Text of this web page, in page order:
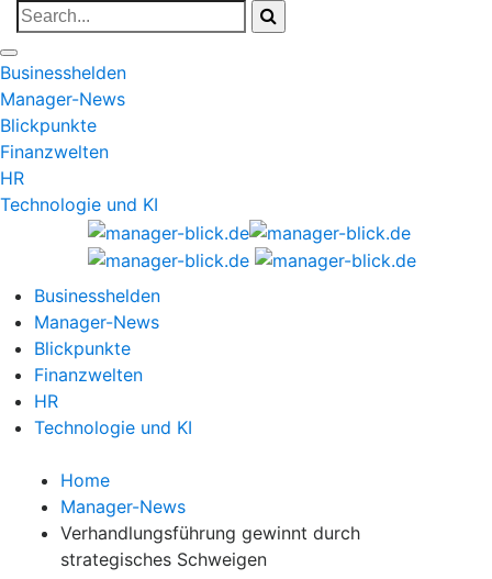
Businesshelden
Manager-News
Blickpunkte
Finanzwelten
HR
Technologie und KI
Businesshelden
Manager-News
Blickpunkte
Finanzwelten
HR
Technologie und KI
Home
Manager-News
Verhandlungsführung gewinnt durch
strategisches Schweigen